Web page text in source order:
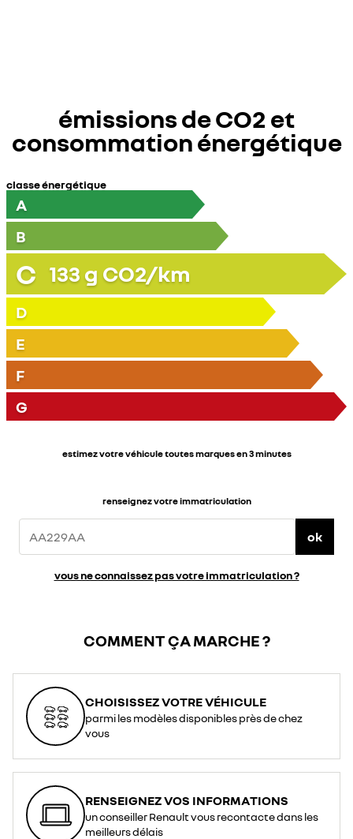
émissions de CO2 et
consommation énergétique
classe énergétique
A
B
C 133 g CO2/km
D
E
F
G
estimez votre véhicule toutes marques en 3 minutes
renseignez votre immatriculation
ok
vous ne connaissez pas votre immatriculation ?
COMMENT ÇA MARCHE ?
CHOISISSEZ VOTRE VÉHICULE
parmi les modèles disponibles près de chez
vous
RENSEIGNEZ VOS INFORMATIONS
un conseiller Renault vous recontacte dans les
meilleurs délais